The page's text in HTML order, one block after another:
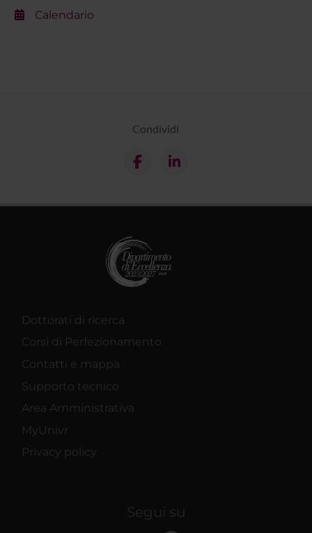
Calendario
Condividi
Dottorati di ricerca
Corsi di Perfezionamento
Contatti e mappa
Supporto tecnico
Area Amministrativa
MyUnivr
Privacy policy
Segui su